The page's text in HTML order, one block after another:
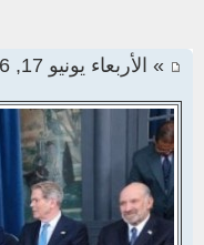
» الأربعاء يونيو 17, 2026 4:33 pm